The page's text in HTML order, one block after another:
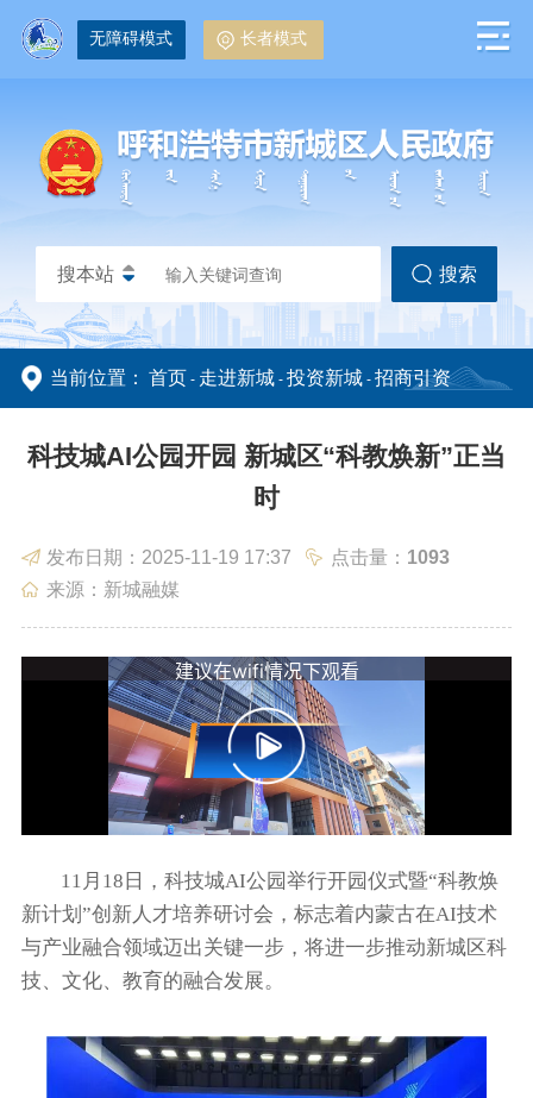
无障碍模式 长者模式
搜本站 搜索
政务动态 政务公开
政务服务 政民互动
数据发布 走进新城
当前位置： 首页 - 走进新城- 投资新城- 招商引资
科技城AI公园开园 新城区“科教焕新”正当
时
发布日期：2025-11-19 17:37 点击量： 1093
来源：新城融媒
11月18日，科技城AI公园举行开园仪式暨“科教焕
新计划”创新人才培养研讨会，标志着内蒙古在AI技术
与产业融合领域迈出关键一步，将进一步推动新城区科
技、文化、教育的融合发展。